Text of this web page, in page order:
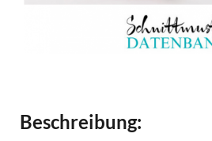
Beschreibung: